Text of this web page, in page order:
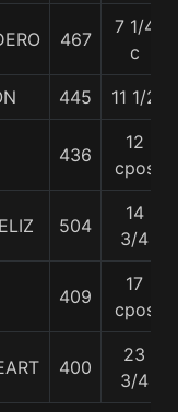
467
7 1/4
c
445 11 1/2
436
12
cpos
504
14
3/4
409
17
cpos
400
23
3/4